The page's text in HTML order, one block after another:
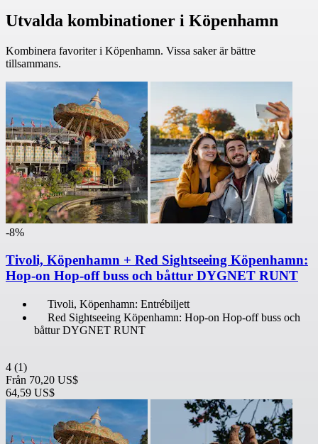
Utvalda kombinationer i Köpenhamn
Kombinera favoriter i Köpenhamn. Vissa saker är bättre
tillsammans.
-8%
Tivoli, Köpenhamn + Red Sightseeing Köpenhamn:
Hop-on Hop-off buss och båttur DYGNET RUNT
Tivoli, Köpenhamn: Entrébiljett
Red Sightseeing Köpenhamn: Hop-on Hop-off buss och
båttur DYGNET RUNT
4 (1)
Från 70,20 US$
64,59 US$